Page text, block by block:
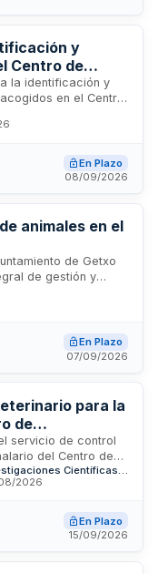
del municipio,
y facilitando su
y
Centro de
de
la identificación y
en el Centro
de
de
servicios de
El objeto se
un presupuesto
de prórrogas
En Plazo
08/09/2026
animales en el
de Getxo
de gestión y
comprende
animal, manejo,
Esta contratación
de
adjudicación
En Plazo
07/09/2026
para la
de
Salas
servicio de control
del Centro de
dependiente del
El contrato
cría y mantenimiento
investigación
Agencia Estatal Consejo Superior de Investigaciones Científicas, M.P.
2026
En Plazo
15/09/2026